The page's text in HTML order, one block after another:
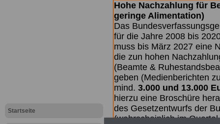
Startseite
Hohe Nachzahlung für
geringe Alimentation)
Das
für die Jahre 2008 bis
muss bis März 2027 eine
die zun hohen
(Beamte &
geben (Medienberichten
mind. 3.000 und 13.000
hierzu eine Broschüre
des Gesetzentwurfs der
(wahrscheinlich im